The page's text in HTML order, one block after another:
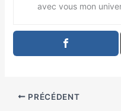
avec vous mon
PRÉCÉDENT